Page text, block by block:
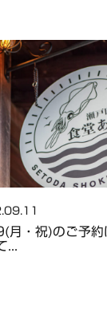
・祝)のご予約
...